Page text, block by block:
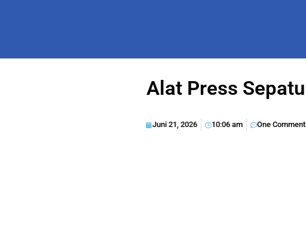
Alat Press Sepatu
Juni 21, 2026 10:06 am One Comment